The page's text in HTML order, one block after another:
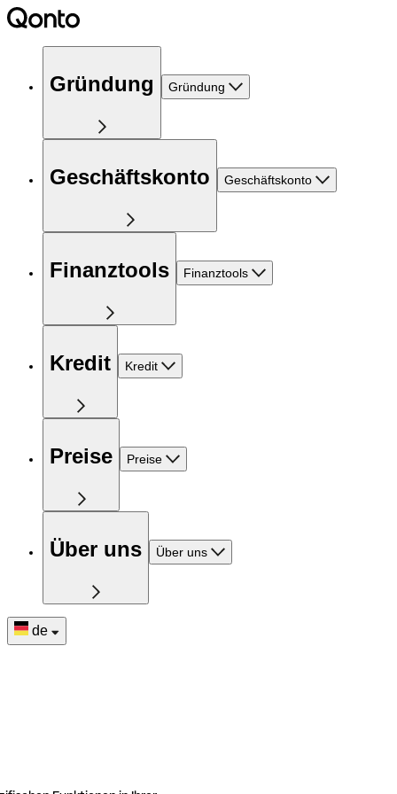
Gründung Gründung
Geschäftskonto Geschäftskonto
Finanztools Finanztools
Kredit Kredit
Preise Preise
Über uns Über uns
de